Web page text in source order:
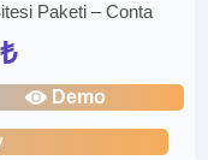
Paketi – Conta
Demo